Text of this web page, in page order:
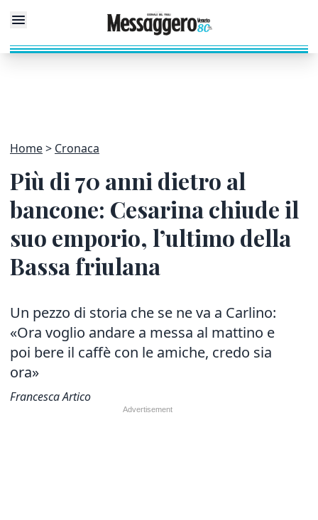
Home Cronaca
Più di 70 anni dietro al
bancone: Cesarina chiude il
suo emporio, l’ultimo della
Bassa friulana
Un pezzo di storia che se ne va a Carlino:
«Ora voglio andare a messa al mattino e
poi bere il caffè con le amiche, credo sia
ora»
Francesca Artico